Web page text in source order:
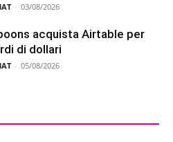
- 03/08/2026
acquista Airtable per
di dollari
- 05/08/2026